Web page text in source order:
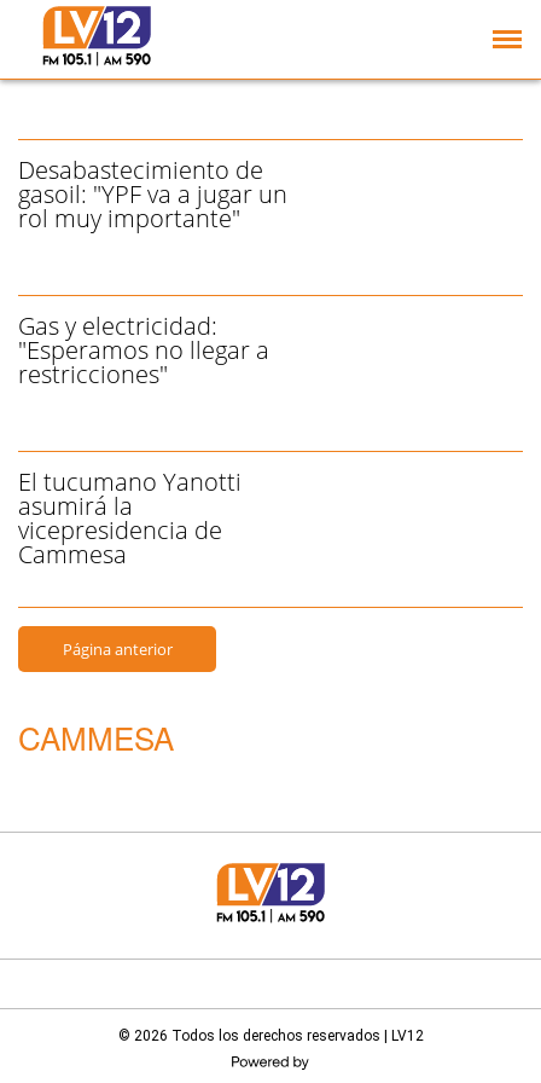
Gasoil: se espera en julio
la llegada de ocho
barcos
Desabastecimiento de
gasoil: "YPF va a jugar un
rol muy importante"
Gas y electricidad:
"Esperamos no llegar a
restricciones"
El tucumano Yanotti
asumirá la
vicepresidencia de
Cammesa
Página anterior
CAMMESA
© 2026 Todos los derechos reservados | LV12